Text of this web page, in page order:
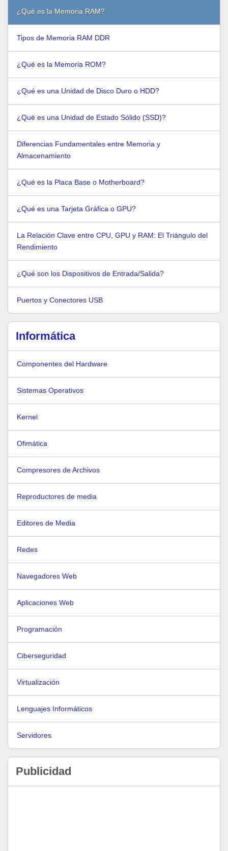
¿Qué es la Memoria RAM?
Tipos de Memoria RAM DDR
¿Qué es la Memoria ROM?
¿Qué es una Unidad de Disco Duro o HDD?
¿Qué es una Unidad de Estado Sólido (SSD)?
Diferencias Fundamentales entre Memoria y
Almacenamiento
¿Qué es la Placa Base o Motherboard?
¿Qué es una Tarjeta Gráfica o GPU?
La Relación Clave entre CPU, GPU y RAM: El Triángulo del
Rendimiento
¿Qué son los Dispositivos de Entrada/Salida?
Puertos y Conectores USB
Informática
Componentes del Hardware
Sistemas Operativos
Kernel
Ofimática
Compresores de Archivos
Reproductores de media
Editores de Media
Redes
Navegadores Web
Aplicaciones Web
Programación
Ciberseguridad
Virtualización
Lenguajes Informáticos
Servidores
Publicidad